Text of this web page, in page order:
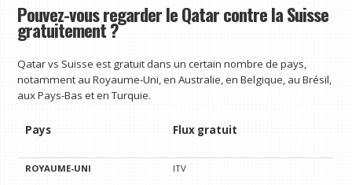
Pouvez-vous regarder le Qatar contre la Suisse
gratuitement ?
Qatar vs Suisse est gratuit dans un certain nombre de pays,
notamment au Royaume-Uni, en Australie, en Belgique, au Brésil,
aux Pays-Bas et en Turquie.
Pays Flux gratuit
ROYAUME-UNI ITV